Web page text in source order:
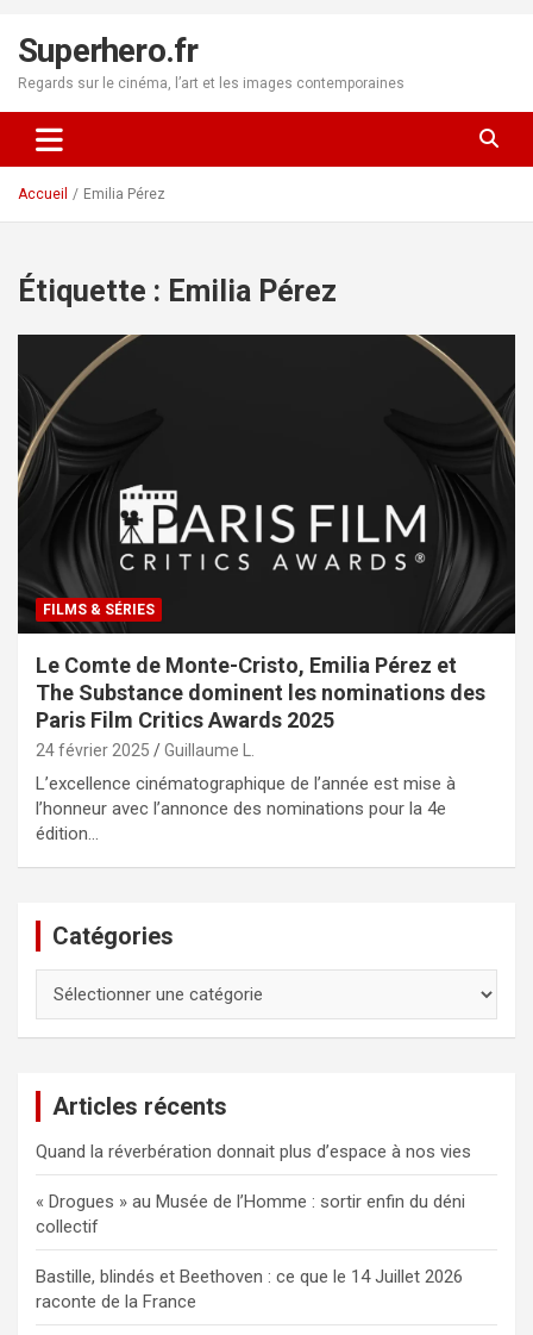
contenu
Superhero.fr
Regards sur le cinéma, l’art et les images contemporaines
Accueil Emilia Pérez
Étiquette : Emilia Pérez
FILMS & SÉRIES
Le Comte de Monte-Cristo, Emilia Pérez et
The Substance dominent les nominations des
Paris Film Critics Awards 2025
24 février 2025 Guillaume L.
L’excellence cinématographique de l’année est mise à
l’honneur avec l’annonce des nominations pour la 4e
édition…
Catégories
Articles récents
Quand la réverbération donnait plus d’espace à nos vies
« Drogues » au Musée de l’Homme : sortir enfin du déni
collectif
Bastille, blindés et Beethoven : ce que le 14 Juillet 2026
raconte de la France